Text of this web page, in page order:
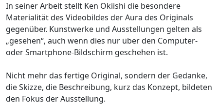
In seiner Arbeit stellt Ken Okiishi die besondere
Materialität des Videobildes der Aura des Originals
gegenüber. Kunstwerke und Ausstellungen gelten als
„gesehen“, auch wenn dies nur über den Computer-
oder Smartphone-Bildschirm geschehen ist.
Nicht mehr das fertige Original, sondern der Gedanke,
die Skizze, die Beschreibung, kurz das Konzept, bildeten
den Fokus der Ausstellung.